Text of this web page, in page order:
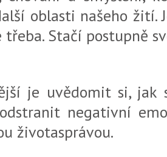
oblasti našeho žití.
třeba. Stačí postupně
je uvědomit si, jak
negativní
životasprávou.